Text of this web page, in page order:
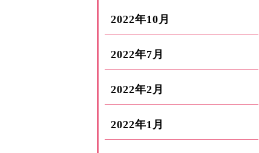
2022年10月
2022年7月
2022年2月
2022年1月